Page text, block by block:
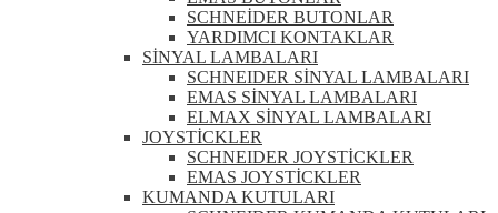
SCHNEİDER BUTONLAR
YARDIMCI KONTAKLAR
SİNYAL LAMBALARI
SCHNEIDER SİNYAL LAMBALARI
EMAS SİNYAL LAMBALARI
ELMAX SİNYAL LAMBALARI
JOYSTİCKLER
SCHNEIDER JOYSTİCKLER
EMAS JOYSTİCKLER
KUMANDA KUTULARI